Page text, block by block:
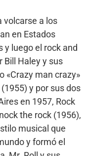
volcarse a los
en Estados
y luego el rock and
Bill Haley y sus
«Crazy man crazy»
y por sus dos
en 1957, Rock
the rock (1956),
musical que
y formó el